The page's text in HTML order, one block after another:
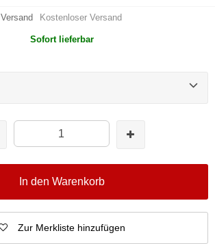
Versand Kostenloser Versand
Sofort lieferbar
In den Warenkorb
Zur Merkliste hinzufügen